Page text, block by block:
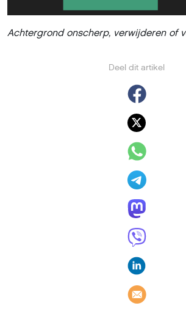
Deel dit artikel
Achtergrond onscherp, verwijderen of